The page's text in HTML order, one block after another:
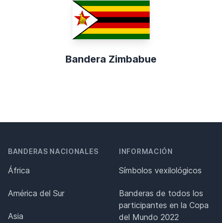
Bandera Zimbabue
BANDERAS NACIONALES
África
América del Sur
Asia
INFORMACIÓN
Símbolos vexilológicos
Banderas de todos los
participantes en la Copa
del Mundo 2022